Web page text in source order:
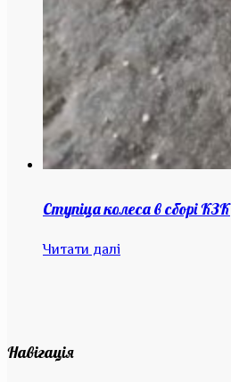
Ступіца колеса в сборі КЗК
Читати далі
Навігація